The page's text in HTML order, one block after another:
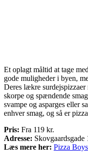
Et oplagt måltid at tage
gode muligheder i byen,
Deres lækre
skorpe og spændende
svampe og asparges eller
enhver smag, og så er
Pris: Fra 119 kr.
Adresse:
Læs mere her: Pizza Boys